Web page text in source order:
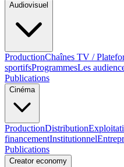
Audiovisuel
ProductionChaînes TV /
sportifsProgrammesLes
Publications
Cinéma
ProductionDistribution
financementInstitutionnel
Publications
Creator economy